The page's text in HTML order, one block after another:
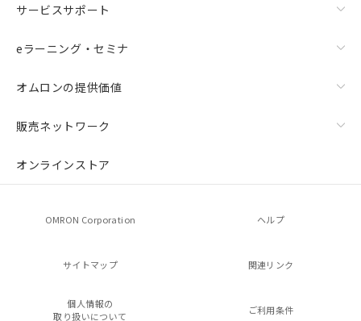
サービスサポート
eラーニング・セミナ
オムロンの提供価値
販売ネットワーク
オンラインストア
OMRON Corporation ヘルプ
サイトマップ 関連リンク
個人情報の
取り扱いについて
ご利用条件